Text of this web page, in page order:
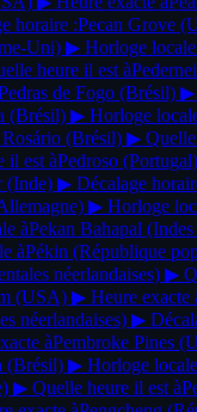
horaire :Pecan Grove
Uni) ▶ Horloge locale
heure il est à
de Fogo (Brésil) ▶
(Brésil) ▶ Horloge
(Brésil) ▶
il est àPedroso (Portugal)
(Inde) ▶ Décalage
▶ Horloge
àPekan Bahapal (Indes
àPékin (République
néerlandaises) ▶
(USA) ▶ Heure exacte
néerlandaises) ▶
àPembroke Pines
(Brésil) ▶ Horloge
▶ Quelle heure il est à